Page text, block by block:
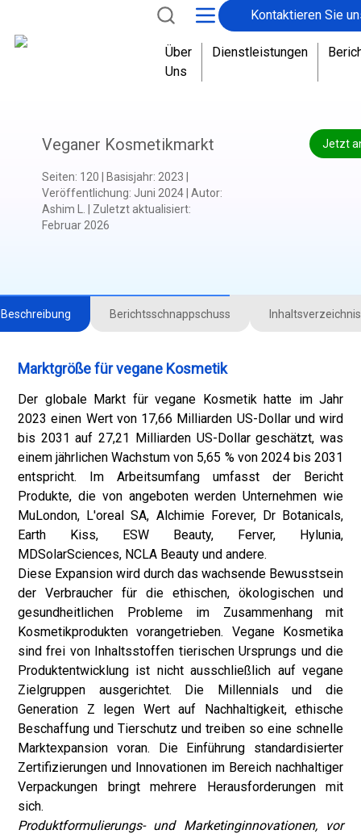
Kontaktieren Sie
Über
Uns
Dienstleistungen
Jetzt
Veganer Kosmetikmarkt
Seiten: 120 Basisjahr: 2023
Veröffentlichung: Juni 2024| Autor:
Ashim L.
Zuletzt aktualisiert:
Februar 2026
Beschreibung Berichtsschnappschuss Inhaltsverzeichnis
Marktgröße für vegane Kosmetik
Der globale Markt für vegane Kosmetik hatte im Jahr
2023 einen Wert von 17,66 Milliarden US-Dollar und wird
bis 2031 auf 27,21 Milliarden US-Dollar geschätzt, was
einem jährlichen Wachstum von 5,65 % von 2024 bis 2031
entspricht. Im Arbeitsumfang umfasst der Bericht
Produkte, die von angeboten werden Unternehmen wie
MuLondon, L'oreal SA, Alchimie Forever, Dr Botanicals,
Earth Kiss, ESW Beauty, Ferver, Hylunia,
MDSolarSciences, NCLA Beauty und andere.
Diese Expansion wird durch das wachsende Bewusstsein
der Verbraucher für die ethischen, ökologischen und
gesundheitlichen Probleme im Zusammenhang mit
Kosmetikprodukten vorangetrieben. Vegane Kosmetika
sind frei von Inhaltsstoffen tierischen Ursprungs und die
Produktentwicklung ist nicht ausschließlich auf vegane
Zielgruppen ausgerichtet. Die Millennials und die
Generation Z legen Wert auf Nachhaltigkeit, ethische
Beschaffung und Tierschutz und treiben so eine schnelle
Marktexpansion voran. Die Einführung standardisierter
Zertifizierungen und Innovationen im Bereich nachhaltiger
Verpackungen bringt mehrere Herausforderungen mit
sich.
Produktformulierungs- und Marketinginnovationen, vor